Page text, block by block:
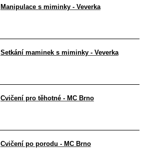
Manipulace s miminky - Veverka
Setkání maminek s miminky - Veverka
Cvičení pro těhotné - MC Brno
Cvičení po porodu - MC Brno